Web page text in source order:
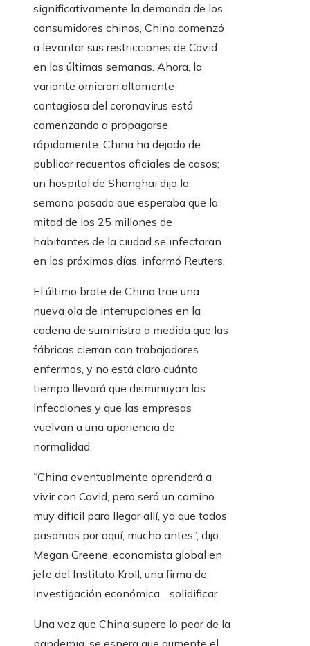
significativamente la demanda de los
consumidores chinos, China comenzó
a levantar sus restricciones de Covid
en las últimas semanas. Ahora, la
variante omicron altamente
contagiosa del coronavirus está
comenzando a propagarse
rápidamente. China ha dejado de
publicar recuentos oficiales de casos;
un hospital de Shanghai dijo la
semana pasada que esperaba que la
mitad de los 25 millones de
habitantes de la ciudad se infectaran
en los próximos días, informó Reuters.
El último brote de China trae una
nueva ola de interrupciones en la
cadena de suministro a medida que las
fábricas cierran con trabajadores
enfermos, y no está claro cuánto
tiempo llevará que disminuyan las
infecciones y que las empresas
vuelvan a una apariencia de
normalidad.
“China eventualmente aprenderá a
vivir con Covid, pero será un camino
muy difícil para llegar allí, ya que todos
pasamos por aquí, mucho antes”, dijo
Megan Greene, economista global en
jefe del Instituto Kroll, una firma de
investigación económica. . solidificar.
Una vez que China supere lo peor de la
pandemia, se espera que aumente el